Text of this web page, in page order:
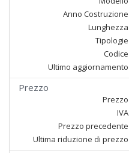
Anno Costruzione
Lunghezza
Tipologie
Codice
Ultimo aggiornamento
Prezzo
Prezzo
IVA
Prezzo precedente
Ultima riduzione di prezzo